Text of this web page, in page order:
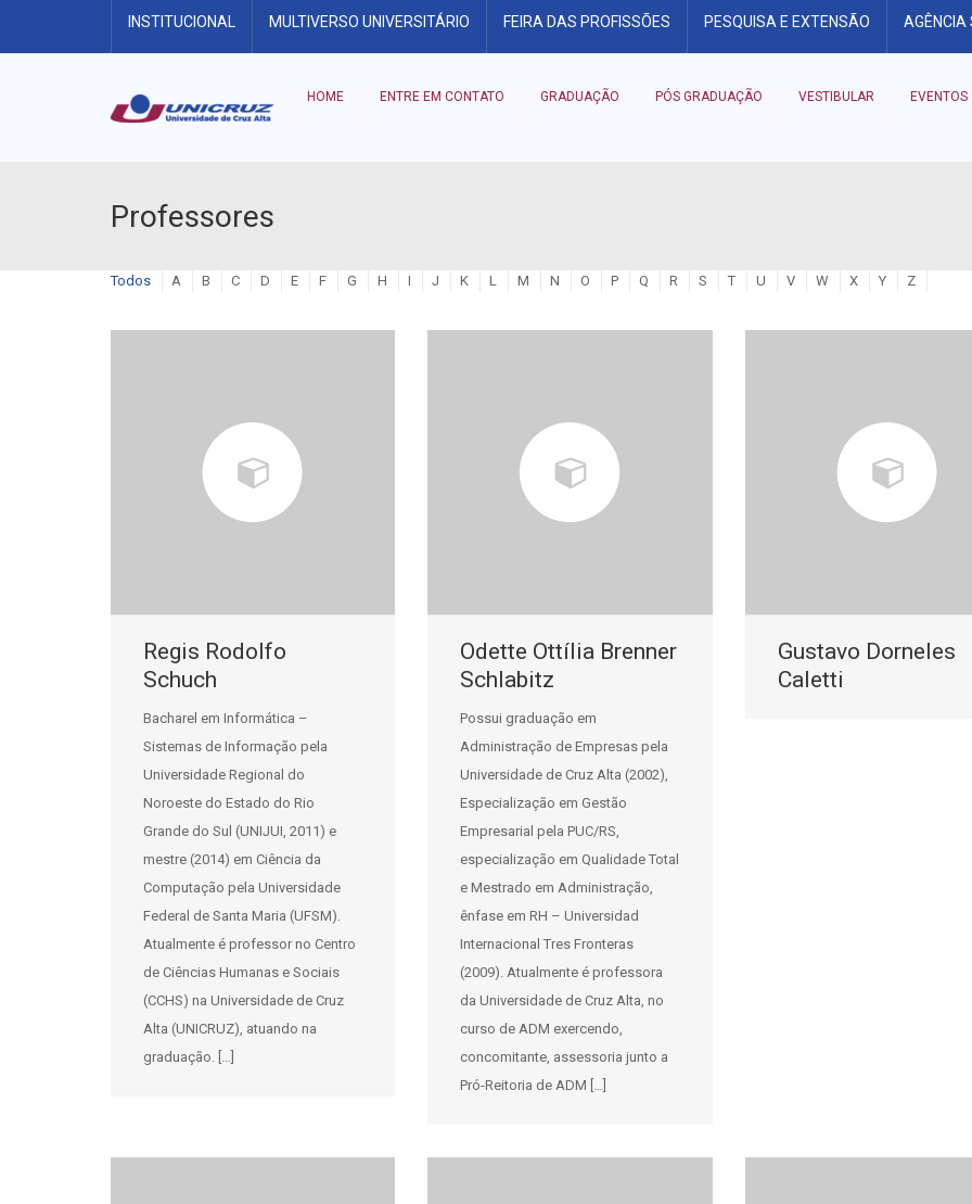
INSTITUCIONAL MULTIVERSO UNIVERSITÁRIO FEIRA DAS PROFISSÕES PESQUISA E EXTENSÃO AGÊNCIA
HOME ENTRE EM CONTATO GRADUAÇÃO PÓS GRADUAÇÃO VESTIBULAR EVENTOS
Professores
Todos A B C D E F G H I J K L M N O P Q R S T U V W X Y Z
Regis Rodolfo
Schuch
Bacharel em Informática –
Sistemas de Informação pela
Universidade Regional do
Noroeste do Estado do Rio
Grande do Sul (UNIJUI, 2011) e
mestre (2014) em Ciência da
Computação pela Universidade
Federal de Santa Maria (UFSM).
Atualmente é professor no Centro
de Ciências Humanas e Sociais
(CCHS) na Universidade de Cruz
Alta (UNICRUZ), atuando na
graduação. […]
Odette Ottília Brenner
Schlabitz
Possui graduação em
Administração de Empresas pela
Universidade de Cruz Alta (2002),
Especialização em Gestão
Empresarial pela PUC/RS,
especialização em Qualidade Total
e Mestrado em Administração,
ênfase em RH – Universidad
Internacional Tres Fronteras
(2009). Atualmente é professora
da Universidade de Cruz Alta, no
curso de ADM exercendo,
concomitante, assessoria junto a
Pró-Reitoria de ADM […]
Gustavo Dorneles
Caletti